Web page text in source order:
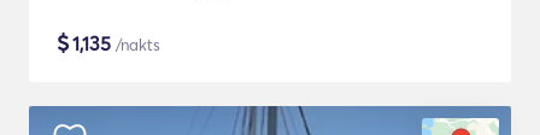
$1,135 /nakts